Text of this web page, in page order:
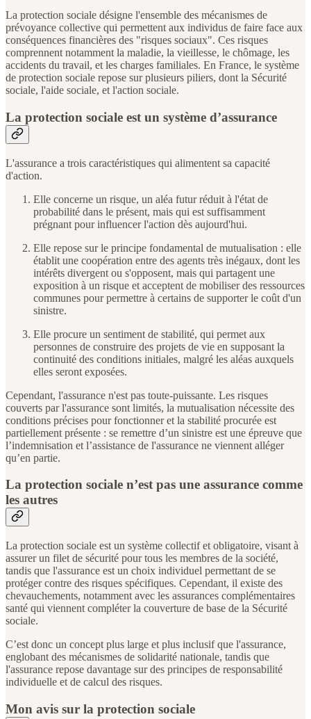
La protection sociale désigne l'ensemble des mécanismes de
prévoyance collective qui permettent aux individus de faire face aux
conséquences financières des "risques sociaux". Ces risques
comprennent notamment la maladie, la vieillesse, le chômage, les
accidents du travail, et les charges familiales. En France, le système
de protection sociale repose sur plusieurs piliers, dont la Sécurité
sociale, l'aide sociale, et l'action sociale.
La protection sociale est un système d’assurance
L'assurance a trois caractéristiques qui alimentent sa capacité
d'action.
Elle concerne un risque, un aléa futur réduit à l'état de
probabilité dans le présent, mais qui est suffisamment
prégnant pour influencer l'action dès aujourd'hui.
Elle repose sur le principe fondamental de mutualisation : elle
établit une coopération entre des agents très inégaux, dont les
intérêts divergent ou s'opposent, mais qui partagent une
exposition à un risque et acceptent de mobiliser des ressources
communes pour permettre à certains de supporter le coût d'un
sinistre.
Elle procure un sentiment de stabilité, qui permet aux
personnes de construire des projets de vie en supposant la
continuité des conditions initiales, malgré les aléas auxquels
elles seront exposées.
Cependant, l'assurance n'est pas toute-puissante. Les risques
couverts par l'assurance sont limités, la mutualisation nécessite des
conditions précises pour fonctionner et la stabilité procurée est
partiellement présente : se remettre d’un sinistre est une épreuve que
l’indemnisation et l’assistance de l'assurance ne viennent alléger
qu’en partie.
La protection sociale n’est pas une assurance comme
les autres
La protection sociale est un système collectif et obligatoire, visant à
assurer un filet de sécurité pour tous les membres de la société,
tandis que l'assurance est un choix individuel permettant de se
protéger contre des risques spécifiques. Cependant, il existe des
chevauchements, notamment avec les assurances complémentaires
santé qui viennent compléter la couverture de base de la Sécurité
sociale.
C’est donc un concept plus large et plus inclusif que l'assurance,
englobant des mécanismes de solidarité nationale, tandis que
l'assurance repose davantage sur des principes de responsabilité
individuelle et de calcul des risques.
Mon avis sur la protection sociale